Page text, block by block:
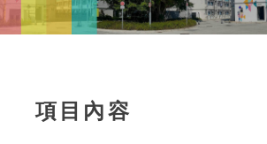
項目內容